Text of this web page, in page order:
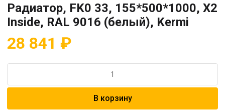
Радиатор, FK0 33, 155*500*1000, X2
Inside, RAL 9016 (белый), Kermi
28 841 ₽
Радиатор,
В корзину